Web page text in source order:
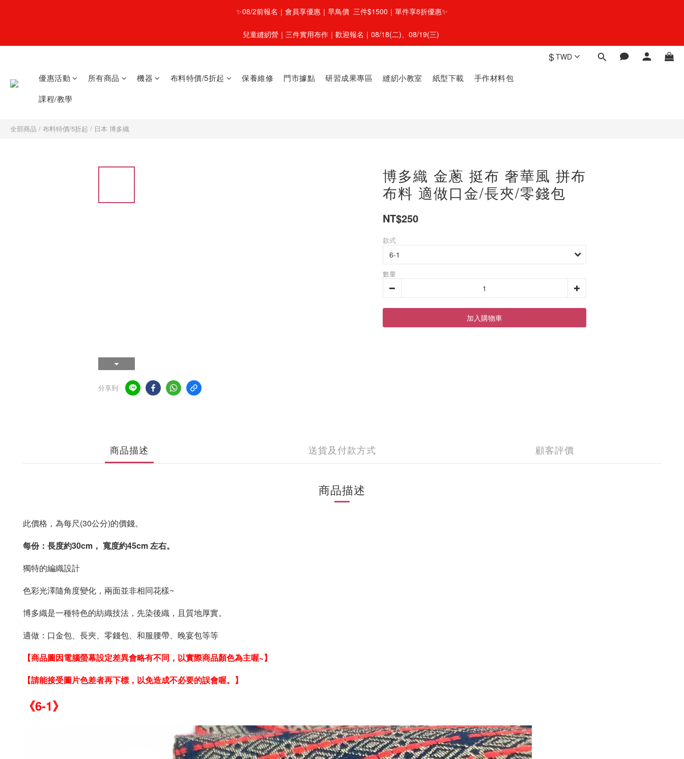
✨08/2前報名｜會員享優惠｜早鳥價  三件$1500｜單件享8折優惠✨
兒童縫紉營｜三件實用布作｜歡迎報名｜08/18(二)、08/19(三)
$TWD
優惠活動 所有商品 機器 布料特價/5折起 保養維修 門市據點 研習成果專區 縫紉小教室 紙型下載
手作材料包
課程/教學
全部商品 / 布料特價/5折起 / 日本 博多織
分享到
博多織 金蔥 挺布 奢華風 拼布
布料 適做口金/長夾/零錢包
NT$250
款式
數量
加入購物車
商品描述 送貨及付款方式 顧客評價
商品描述
此價格，為每尺(30公分)的價錢。
每份： 長度約30cm， 寬度約45cm 左右。
獨特的編織設計
色彩光澤隨角度變化，兩面並非相同花樣~
博多織是一種特色的紡織技法，先染後織， 且質地厚實。
適做：口金包、長夾、零錢包、和服腰帶、晚宴包等等
【商品圖因電腦螢幕設定差異會略有不同，以實際商品顏色為主喔~】
【請能接受圖片色差者再下標，以免造成不必要的誤會喔。】
《6-1》